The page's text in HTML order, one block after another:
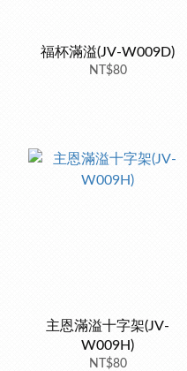
福杯滿溢(JV-W009D)
NT$80
主恩滿溢十字架(JV-
W009H)
NT$80